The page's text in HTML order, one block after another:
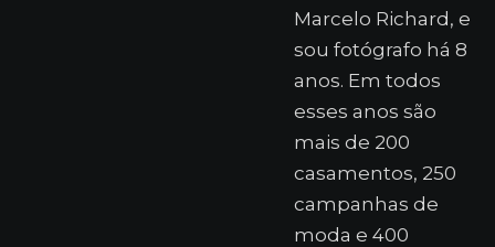
Marcelo Richard, e
sou fotógrafo há 8
anos. Em todos
esses anos são
mais de 200
casamentos, 250
campanhas de
moda e 400